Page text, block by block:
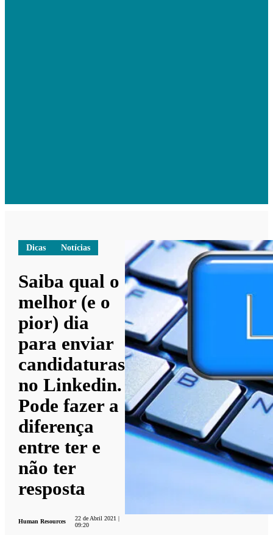
Dicas Notícias
Saiba qual o
melhor (e o
pior) dia
para enviar
candidaturas
no Linkedin.
Pode fazer a
diferença
entre ter e
não ter
resposta
Human Resources
22 de Abril 2021 |
09:20